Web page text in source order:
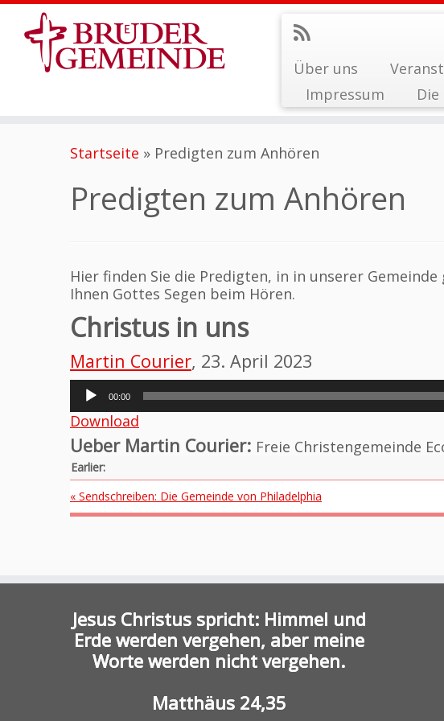
Über uns
Impressum
Startseite » Predigten zum Anhören
Predigten zum Anhören
Hier finden Sie die Predigten, in in unserer
Ihnen Gottes Segen beim Hören.
Christus in uns
Martin Courier, 23. April 2023
Audio-
Player00:00
Download
Ueber Martin Courier: Freie Christengemeinde
Earlier:
« Sendschreiben: Die Gemeinde von Philadelphia
Jesus Christus spricht: Himmel und
Erde werden vergehen, aber meine
Worte werden nicht vergehen.
Matthäus 24,35